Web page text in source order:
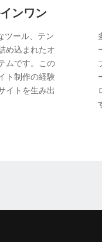
ンワン
ツール、テン
め込まれたオ
ムです。この
ト制作の経験
イトを生み出